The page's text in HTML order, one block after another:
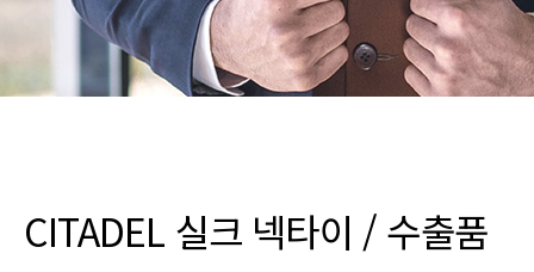
CITADEL 실크 넥타이 / 수출품